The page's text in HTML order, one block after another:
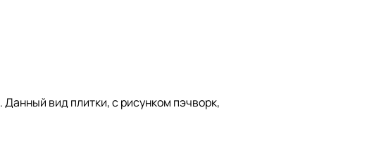
вид плитки, с рисунком пэчворк,